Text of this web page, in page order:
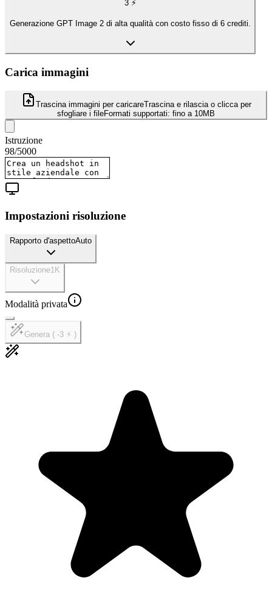
3⚡
Generazione GPT Image 2 di alta qualità con costo fisso di 6 crediti.
Carica immagini
Trascina immagini per caricareTrascina e rilascia o clicca per
sfogliare i fileFormati supportati: fino a 10MB
Istruzione
98/5000
Impostazioni risoluzione
Rapporto d'aspettoAuto
Risoluzione1K
Modalità privata
Genera ( -3 ⚡ )